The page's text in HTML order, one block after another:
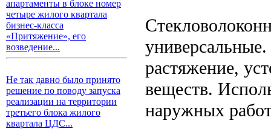
апартаменты в блоке номер
четыре жилого квартала
бизнес-класса
«Притяжение», его
возведение...
Не так давно было принято
решение по поводу запуска
реализации на территории
третьего блока жилого
квартала ЦДС...
растяжение,
веществ.
наружных